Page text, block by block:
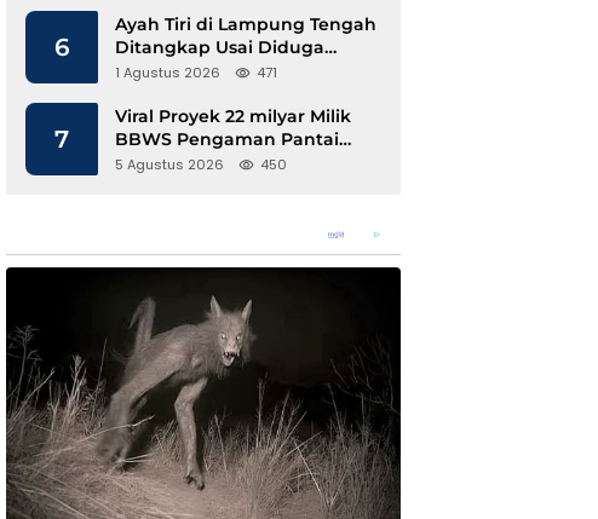
6
Ayah Tiri di Lampung Tengah
Ditangkap Usai Diduga
Hamili Anak di Bawah Umur
1 Agustus 2026 471
7
Viral Proyek 22 milyar Milik
BBWS Pengaman Pantai
Pesisir Barat Diduga
5 Agustus 2026 450